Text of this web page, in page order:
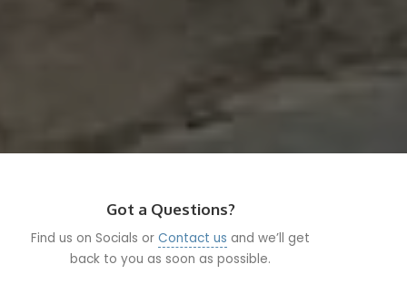
Got a Questions?
Find us on Socials orContact us and we’ll get
back to you as soon as possible.